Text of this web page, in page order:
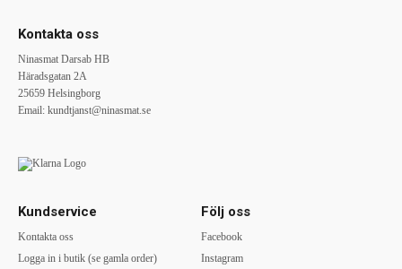
Kontakta oss
Ninasmat Darsab HB
Häradsgatan 2A
25659 Helsingborg
Email: kundtjanst@ninasmat.se
Kundservice
Kontakta oss
Logga in i butik (se gamla order)
Följ oss
Facebook
Instagram